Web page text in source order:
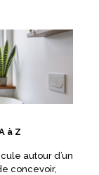
à Z
autour d’un
concevoir,